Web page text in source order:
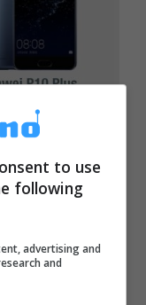
P10 Plus:
to use
following
advertising and
and